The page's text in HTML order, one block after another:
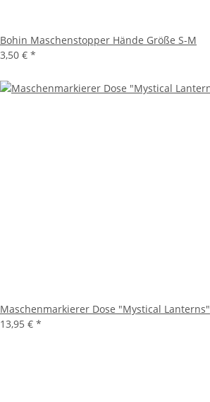
Bohin Maschenstopper Hände Größe S-M
3,50 € *
Maschenmarkierer Dose "Mystical Lanterns"
13,95 € *